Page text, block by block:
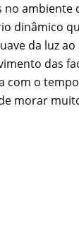
no ambiente
dinâmico
da luz
das
com o
morar